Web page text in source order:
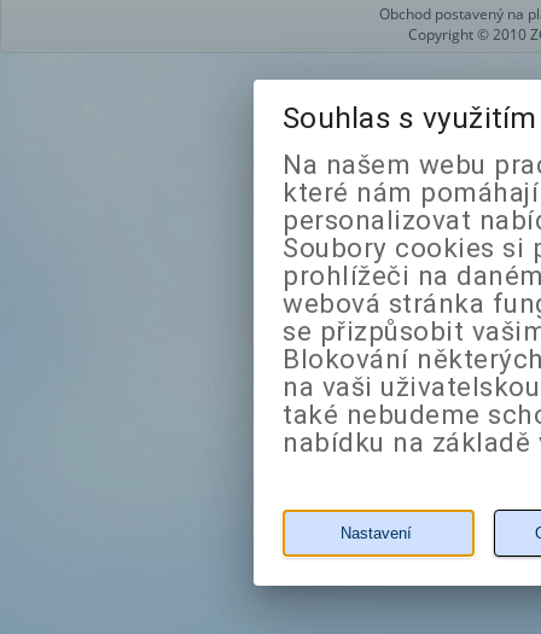
Obchod postavený na
Copyright © 2010
Souhlas s
Na našem webu
které nám
personalizovat
Soubory cookies si
prohlížeči na
webová stránka
se přizpůsobit
Blokování
na vaši
také nebudeme
nabídku na
Nastavení